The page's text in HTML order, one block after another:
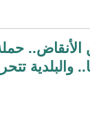
416 م³ من
والبلدية